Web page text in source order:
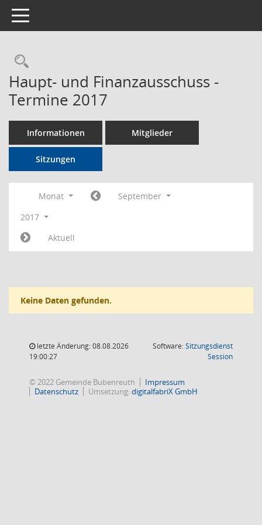
Toggle navigation
Rechercheauswahl
Haupt- und Finanzausschuss -
Termine 2017
Informationen Mitglieder
Sitzungen
Monat
September
2017
Aktuell
Keine Daten gefunden.
letzte Änderung: 08.08.2026
19:00:27
Software:Sitzungsdienst
Session(Wird in
© 2022 Gemeinde Bubenreuth
Impressum
Datenschutz
Umsetzung:digitalfabriX GmbH